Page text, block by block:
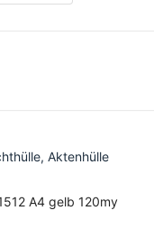
Aktenhülle
A4 gelb 120my